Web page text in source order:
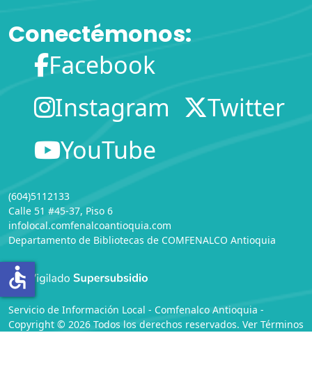
Conectémonos:
Facebook
Instagram
Twitter
YouTube
(604)5112133
Calle 51 #45-37, Piso 6
infolocal.comfenalcoantioquia.com
Departamento de Bibliotecas de COMFENALCO Antioquia
Servicio de Información Local - Comfenalco Antioquia -
Copyright © 2026 Todos los derechos reservados. Ver Términos
accessible